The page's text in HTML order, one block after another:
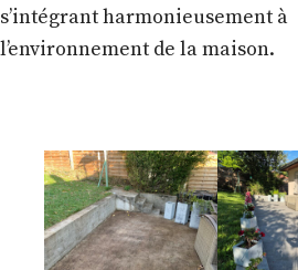
s’intégrant harmonieusement à
l’environnement de la maison.